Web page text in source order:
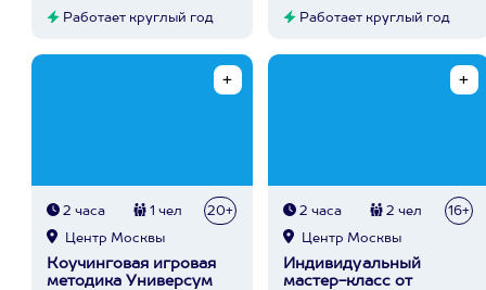
Работает круглый год Работает круглый год
2 часа 1 чел 20+
Центр Москвы
Коучинговая игровая
методика Универсум
2 часа 2 чел 16+
Центр Москвы
Индивидуальный
мастер-класс от